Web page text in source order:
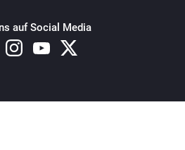
auf Social Media